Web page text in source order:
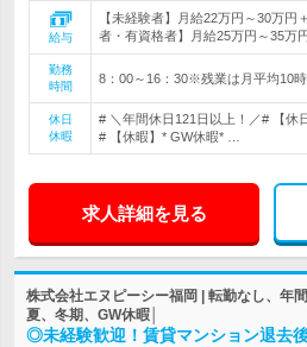
給与
【未経験者】月給22万円～30万円
者・有資格者】月給25万円～35万
勤務
時間
8：00～16：30※残業は月平均10
休日
休暇
# ＼年間休日121日以上！／# 【休
# 【休暇】* GW休暇* …
求人詳細を見る
株式会社エヌピーシー福岡 | 転勤なし、年
夏、冬期、GW休暇│
◎未経験歓迎！賃貸マンション退去